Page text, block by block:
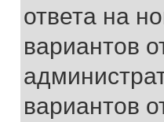
ответа на
вариантов
вариантов